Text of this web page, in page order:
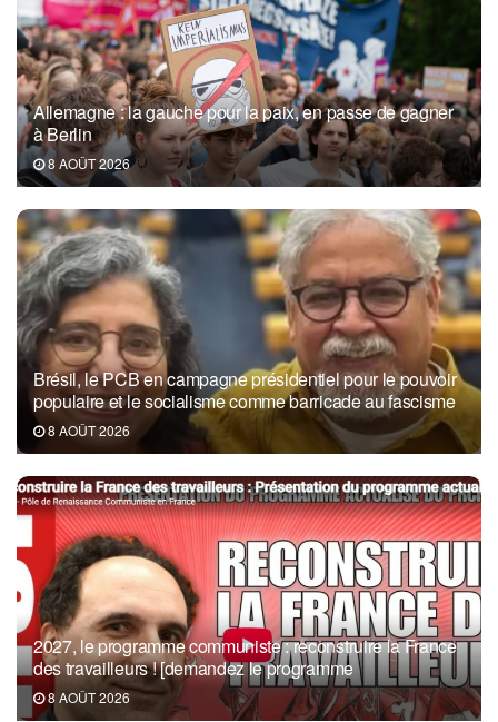
Allemagne : la gauche pour la paix, en passe de gagner
à Berlin
8 AOÛT 2026
Brésil, le PCB en campagne présidentiel pour le pouvoir
populaire et le socialisme comme barricade au fascisme
8 AOÛT 2026
2027, le programme communiste : reconstruire la France
des travailleurs ! [demandez le programme
8 AOÛT 2026